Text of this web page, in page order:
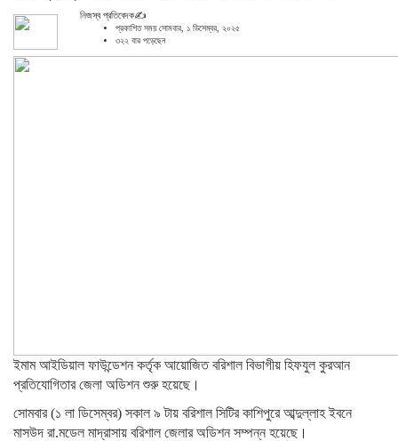
নিজস্ব প্রতিবেদক✍️
প্রকাশিত সময় সোমবার, ১ ডিসেম্বর, ২০২৫
৩২২ বার পড়েছেন
ইমাম আইডিয়াল ফাউন্ডেশন কর্তৃক আয়োজিত বরিশাল বিভাগীয় হিফযুল কুরআন
প্রতিযোগিতার জেলা অডিশন শুরু হয়েছে।
সোমবার (১ লা ডিসেম্বর) সকাল ৯ টায় বরিশাল সিটির কাশিপুরে আব্দুল্লাহ ইবনে
মাসউদ রা.মডেল মাদ্রাসায় বরিশাল জেলার অডিশন সম্পন্ন হয়েছে।